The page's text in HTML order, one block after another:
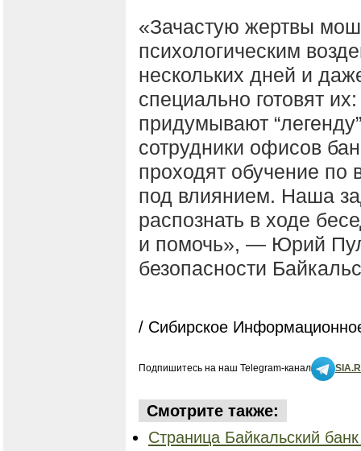
«Зачастую жертвы
психологическим
нескольких дней и
специально готовят
придумывают
сотрудники офисов
проходят обучение
под влиянием. Наша
распознать в ходе
и помочь», ― Юрий
безопасности
/ Сибирское
Подпишитесь на наш Telegram-канал
Смотрите также:
Страница Байкальский